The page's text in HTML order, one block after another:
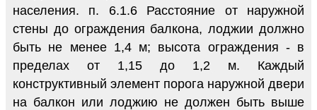
населения. п. 6.1.6 Расстояние от наружной
стены до ограждения балкона, лоджии должно
быть не менее 1,4 м; высота ограждения - в
пределах от 1,15 до 1,2 м. Каждый
конструктивный элемент порога наружной двери
на балкон или лоджию не должен быть выше